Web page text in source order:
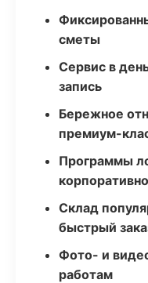
сметы
Сервис в
запись
Бережное
премиум-
Программы
Склад
быстрый
Фото- и
работам